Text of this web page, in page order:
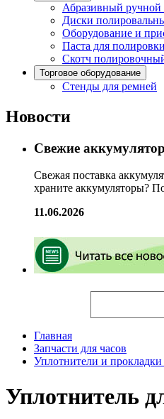
Абразивный ручной
Диски
Оборудование и
Паста для полировки
Скотч
Торговое оборудование
Стенды для ремней
Новости
Свежие
Свежая поставка
храните аккумуляторы?
11.06.2026
Главная
Запчасти для часов
Уплотнители и прокладки
Уплотнитель